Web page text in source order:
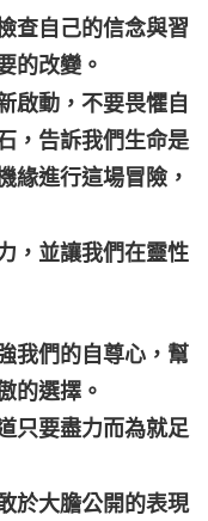
查自己的信念與習
的改變。
啟動，不要畏懼自
，告訴我們生命是
緣進行這場冒險，
，並讓我們在靈性
我們的自尊心，幫
的選擇。
只要盡力而為就足
於大膽公開的表現